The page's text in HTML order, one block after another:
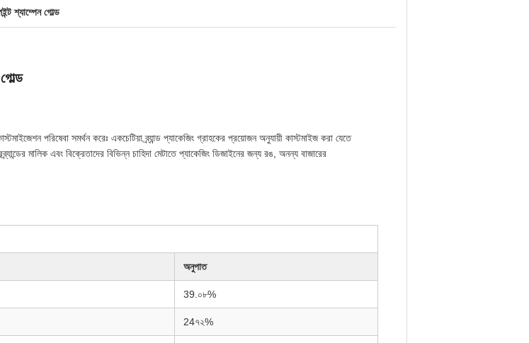
শ্যাম্পেন গোল্ড
পরিষেবা সমর্থন করেঃ একচেটিয়া ব্র্যান্ড প্যাকেজিং গ্রাহকের প্রয়োজন অনুযায়ী কাস্টমাইজ করা যেতে
মালিক এবং বিক্রেতাদের বিভিন্ন চাহিদা মেটাতে প্যাকেজিং ডিজাইনের জন্য রঙ, অনন্য বাজারের
অনুপাত
39.০৮%
24৭২%